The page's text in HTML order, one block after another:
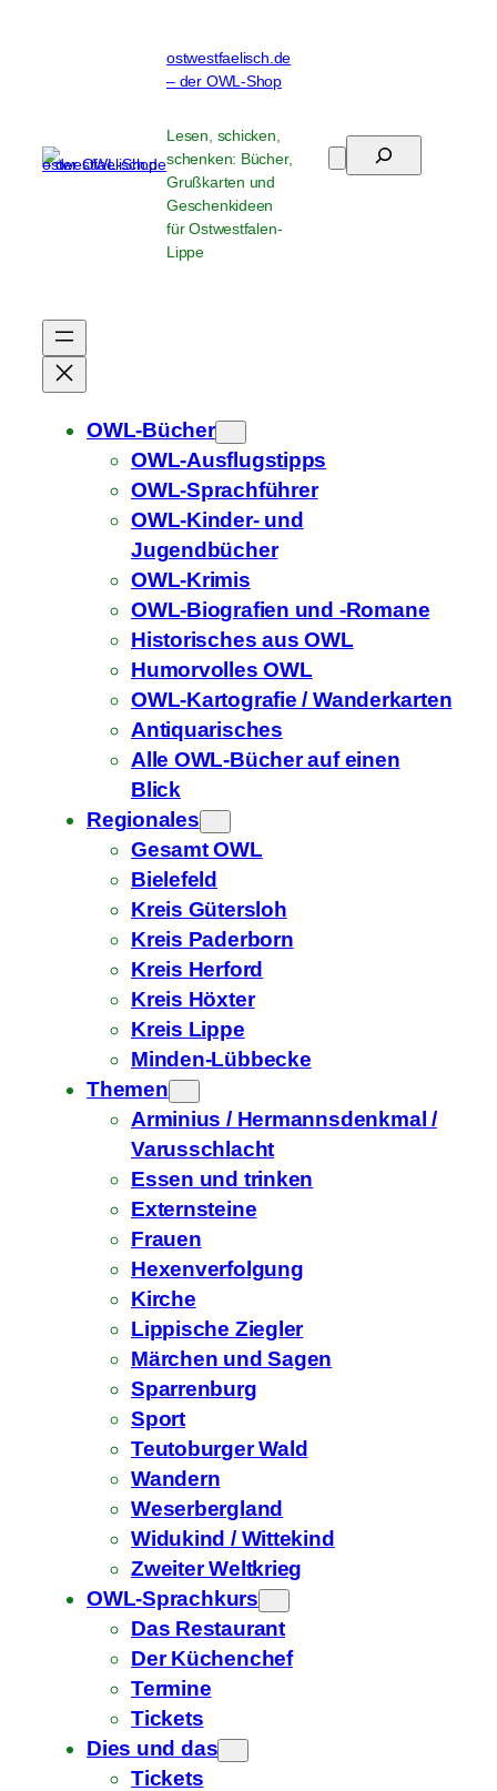
ostwestfaelisch.de
– der OWL-Shop
Lesen, schicken,
schenken: Bücher,
Grußkarten und
Geschenkideen
für Ostwestfalen-
Lippe
Suchen
OWL-Bücher
OWL-Ausflugstipps
OWL-Sprachführer
OWL-Kinder- und
Jugendbücher
OWL-Krimis
OWL-Biografien und -Romane
Historisches aus OWL
Humorvolles OWL
OWL-Kartografie / Wanderkarten
Antiquarisches
Alle OWL-Bücher auf einen
Blick
Regionales
Gesamt OWL
Bielefeld
Kreis Gütersloh
Kreis Paderborn
Kreis Herford
Kreis Höxter
Kreis Lippe
Minden-Lübbecke
Themen
Arminius / Hermannsdenkmal /
Varusschlacht
Essen und trinken
Externsteine
Frauen
Hexenverfolgung
Kirche
Lippische Ziegler
Märchen und Sagen
Sparrenburg
Sport
Teutoburger Wald
Wandern
Weserbergland
Widukind / Wittekind
Zweiter Weltkrieg
OWL-Sprachkurs
Das Restaurant
Der Küchenchef
Termine
Tickets
Dies und das
Tickets